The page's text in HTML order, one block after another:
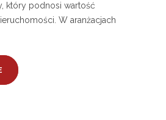
który podnosi wartość
W aranżacjach